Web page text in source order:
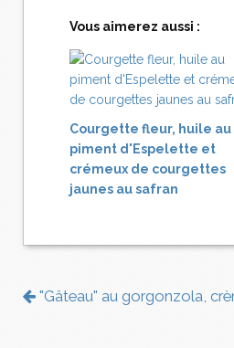
Vous aimerez aussi :
Courgette fleur, huile au
piment d'Espelette et
crémeux de courgettes
jaunes au safran
"Gâteau" au gorgonzola,